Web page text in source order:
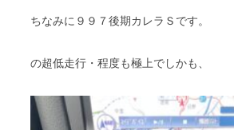
ちなみに９９７後期カレラＳです。
の超低走行・程度も極上でしかも、